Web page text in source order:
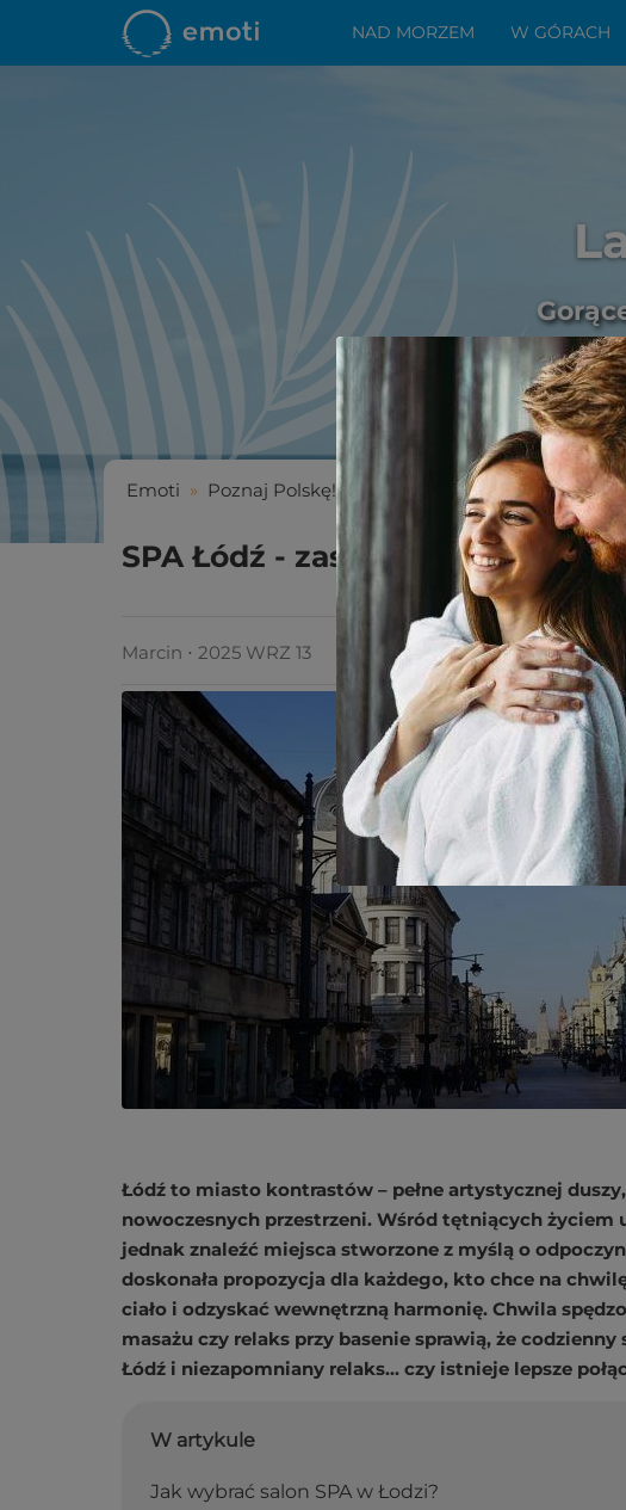
NAD MORZEM W GÓRACH
Emoti » Poznaj Polskę! SPA Łódź - zasługujesz na
SPA Łódź - zasługujesz na
Marcin ⋅ 2025 WRZ 13
Łódź to miasto kontrastów – pełne artystycznej
nowoczesnych przestrzeni. Wśród tętniących
jednak znaleźć miejsca stworzone z myślą o
doskonała propozycja dla każdego, kto chce na
ciało i odzyskać wewnętrzną harmonię. Chwila
masażu czy relaks przy basenie sprawią, że
Łódź i niezapomniany relaks... czy istnieje lepsze
W artykule
Jak wybrać salon SPA w Łodzi?